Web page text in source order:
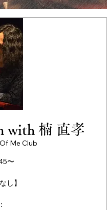
with 楠 直孝
Me Club
〜
し】